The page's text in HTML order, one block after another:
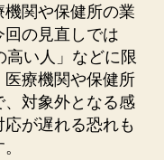
関や保健所の業
の⾒直しでは
⾼い⼈」などに限
療機関や保健所
対象外となる感
が遅れる恐れも